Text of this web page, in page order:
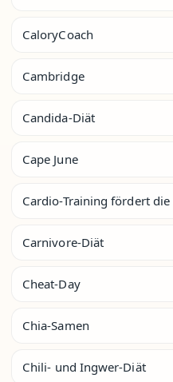
CaloryCoach
Cambridge
Candida-Diät
Cape June
Cardio-Training fördert
Carnivore-Diät
Cheat-Day
Chia-Samen
Chili- und Ingwer-Diät